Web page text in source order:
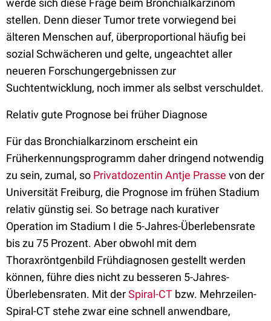
werde sich diese Frage beim Bronchialkarzinom
stellen. Denn dieser Tumor trete vorwiegend bei
älteren Menschen auf, überproportional häufig bei
sozial Schwächeren und gelte, ungeachtet aller
neueren Forschungergebnissen zur
Suchtentwicklung, noch immer als selbst verschuldet.
Relativ gute Prognose bei früher Diagnose
Für das Bronchialkarzinom erscheint ein
Früherkennungsprogramm daher dringend notwendig
zu sein, zumal, so Privatdozentin Antje Prasse von der
Universität Freiburg, die Prognose im frühen Stadium
relativ günstig sei. So betrage nach kurativer
Operation im Stadium I die 5-Jahres-Überlebensrate
bis zu 75 Prozent. Aber obwohl mit dem
Thoraxröntgenbild Frühdiagnosen gestellt werden
können, führe dies nicht zu besseren 5-Jahres-
Überlebensraten. Mit derSpiral-CT bzw. Mehrzeilen-
Spiral-CT stehe zwar eine schnell anwendbare,